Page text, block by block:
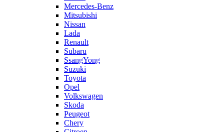
Mercedes-Benz
Mitsubishi
Nissan
Lada
Renault
Subaru
SsangYong
Suzuki
Toyota
Opel
Volkswagen
Skoda
Peugeot
Chery